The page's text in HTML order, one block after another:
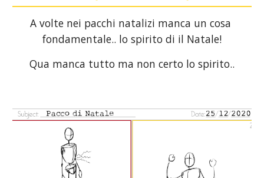
A volte nei pacchi natalizi manca un cosa
fondamentale.. lo spirito di il Natale!
Qua manca tutto ma non certo lo spirito..